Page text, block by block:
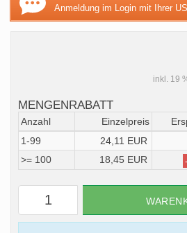
Anmeldung im Login mit Ihrer
inkl. 19
MENGENRABATT
Anzahl Einzelpreis
1-99
24,11 EUR
>= 100
18,45 EUR